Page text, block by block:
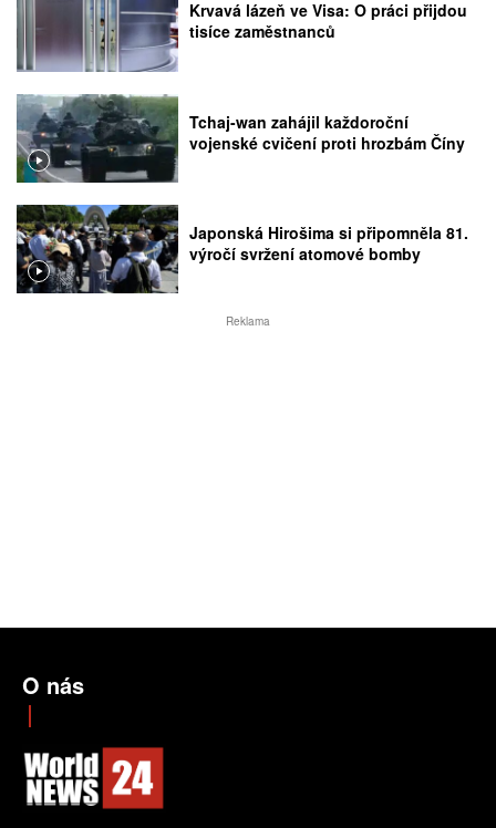
Krvavá lázeň ve Visa: O práci přijdou
tisíce zaměstnanců
Tchaj-wan zahájil každoroční
vojenské cvičení proti hrozbám Číny
Japonská Hirošima si připomněla 81.
výročí svržení atomové bomby
Reklama
O nás